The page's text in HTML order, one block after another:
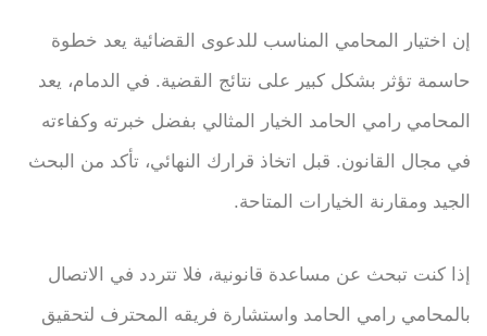
إن اختيار المحامي المناسب للدعوى القضائية يعد خطوة
حاسمة تؤثر بشكل كبير على نتائج القضية. في الدمام، يعد
المحامي رامي الحامد الخيار المثالي بفضل خبرته وكفاءته
في مجال القانون. قبل اتخاذ قرارك النهائي، تأكد من البحث
الجيد ومقارنة الخيارات المتاحة.
إذا كنت تبحث عن مساعدة قانونية، فلا تتردد في الاتصال
بالمحامي رامي الحامد واستشارة فريقه المحترف لتحقيق